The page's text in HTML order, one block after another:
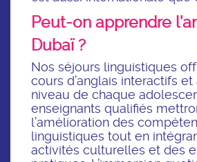
Peut-on apprendre
Dubaï ?
Nos séjours linguistiques
cours d’anglais interactifs
niveau de chaque
enseignants qualifiés
l’amélioration des
linguistiques tout en
activités culturelles et des